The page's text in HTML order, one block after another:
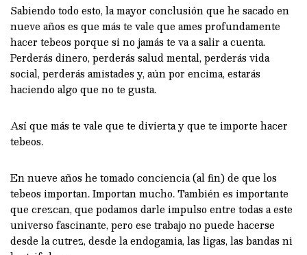
Sabiendo todo esto, la mayor conclusión que he sacado en
nueve años es que más te vale que ames profundamente
hacer tebeos porque si no jamás te va a salir a cuenta.
Perderás dinero, perderás salud mental, perderás vida
social, perderás amistades y, aún por encima, estarás
haciendo algo que no te gusta.
Así que más te vale que te divierta y que te importe hacer
tebeos.
En nueve años he tomado conciencia (al fin) de que los
tebeos importan. Importan mucho. También es importante
que crezcan, que podamos darle impulso entre todas a este
universo fascinante, pero ese trabajo no puede hacerse
desde la cutrez, desde la endogamia, las ligas, las bandas ni